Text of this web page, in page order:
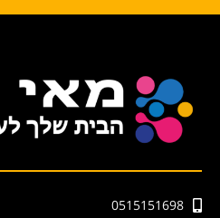
0515151698